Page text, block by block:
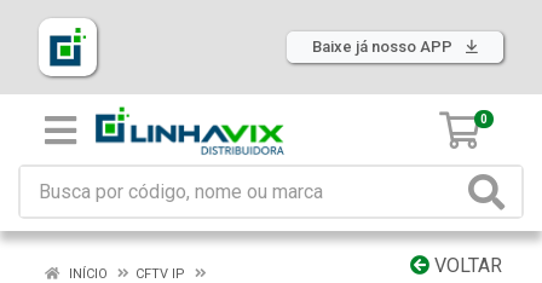
Baixe já nosso APP
0
VOLTAR
INÍCIO
CFTV IP